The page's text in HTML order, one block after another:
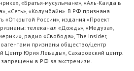
«Братья-мусульмане», «Аль-Каида в
«Сеть», «Колумбайн». В РФ признана
«Открытой России», издания «Проект
телеканал «Дождь», «Медуза»,
радио «Свобода», The Insider,
признаны общество/центр
Центр Юрия Левады», Сахаровский центр.
в РФ за экстремизм.